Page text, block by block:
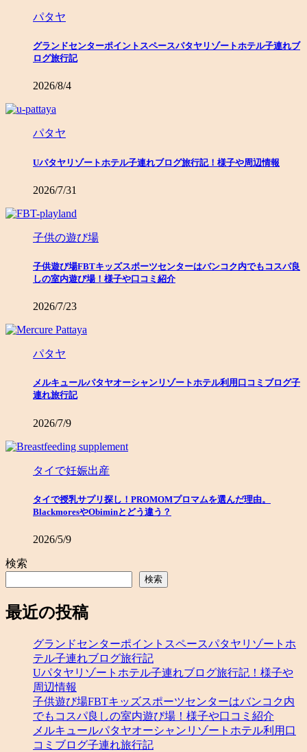
パタヤ
グランドセンターポイントスペースパタヤリゾートホテル子連れブ
ログ旅行記
2026/8/4
パタヤ
Uパタヤリゾートホテル子連れブログ旅行記！様子や周辺情報
2026/7/31
子供の遊び場
子供遊び場FBTキッズスポーツセンターはバンコク内でもコスパ良
しの室内遊び場！様子や口コミ紹介
2026/7/23
パタヤ
メルキュールパタヤオーシャンリゾートホテル利用口コミブログ子
連れ旅行記
2026/7/9
タイで妊娠出産
タイで授乳サプリ探し！PROMOMプロマムを選んだ理由。
BlackmoresやObiminとどう違う？
2026/5/9
検索
検索
最近の投稿
グランドセンターポイントスペースパタヤリゾートホ
テル子連れブログ旅行記
Uパタヤリゾートホテル子連れブログ旅行記！様子や
周辺情報
子供遊び場FBTキッズスポーツセンターはバンコク内
でもコスパ良しの室内遊び場！様子や口コミ紹介
メルキュールパタヤオーシャンリゾートホテル利用口
コミブログ子連れ旅行記